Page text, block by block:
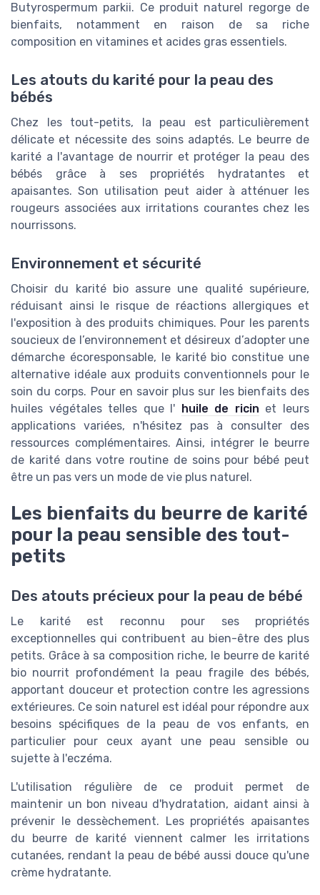
Butyrospermum parkii. Ce produit naturel regorge de
bienfaits, notamment en raison de sa riche
composition en vitamines et acides gras essentiels.
Les atouts du karité pour la peau des
bébés
Chez les tout-petits, la peau est particulièrement
délicate et nécessite des soins adaptés. Le beurre de
karité a l'avantage de nourrir et protéger la peau des
bébés grâce à ses propriétés hydratantes et
apaisantes. Son utilisation peut aider à atténuer les
rougeurs associées aux irritations courantes chez les
nourrissons.
Environnement et sécurité
Choisir du karité bio assure une qualité supérieure,
réduisant ainsi le risque de réactions allergiques et
l'exposition à des produits chimiques. Pour les parents
soucieux de l’environnement et désireux d’adopter une
démarche écoresponsable, le karité bio constitue une
alternative idéale aux produits conventionnels pour le
soin du corps. Pour en savoir plus sur les bienfaits des
huiles végétales telles que l'
huile de ricin et leurs
applications variées, n'hésitez pas à consulter des
ressources complémentaires. Ainsi, intégrer le beurre
de karité dans votre routine de soins pour bébé peut
être un pas vers un mode de vie plus naturel.
Les bienfaits du beurre de karité
pour la peau sensible des tout-
petits
Des atouts précieux pour la peau de bébé
Le karité est reconnu pour ses propriétés
exceptionnelles qui contribuent au bien-être des plus
petits. Grâce à sa composition riche, le beurre de karité
bio nourrit profondément la peau fragile des bébés,
apportant douceur et protection contre les agressions
extérieures. Ce soin naturel est idéal pour répondre aux
besoins spécifiques de la peau de vos enfants, en
particulier pour ceux ayant une peau sensible ou
sujette à l'eczéma.
L'utilisation régulière de ce produit permet de
maintenir un bon niveau d'hydratation, aidant ainsi à
prévenir le dessèchement. Les propriétés apaisantes
du beurre de karité viennent calmer les irritations
cutanées, rendant la peau de bébé aussi douce qu'une
crème hydratante.